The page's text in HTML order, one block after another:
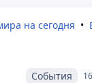
на сегодня
События